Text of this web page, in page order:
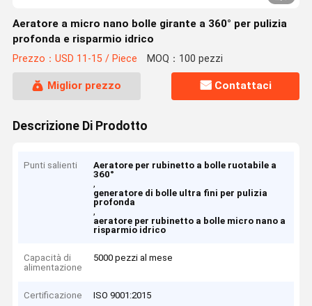
Aeratore a micro nano bolle girante a 360° per pulizia
profonda e risparmio idrico
Prezzo：USD 11-15 / Piece MOQ：100 pezzi
Miglior prezzo Contattaci
Descrizione Di Prodotto
Punti salienti
Aeratore per rubinetto a bolle ruotabile a
360°
,
generatore di bolle ultra fini per pulizia
profonda
,
aeratore per rubinetto a bolle micro nano a
risparmio idrico
Capacità di
alimentazione
5000 pezzi al mese
Certificazione ISO 9001:2015